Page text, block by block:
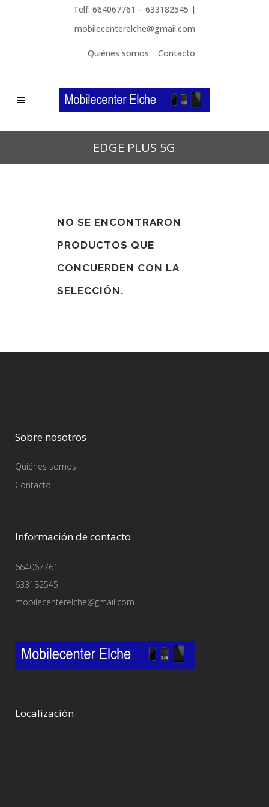
Telf: 664067761 – 633182545 |
mobilecenterelche@gmail.com
Quiénes somos Contacto
EDGE PLUS 5G
NO SE ENCONTRARON
PRODUCTOS QUE
CONCUERDEN CON LA
SELECCIÓN.
Sobre nosotros
Quiénes somos
Contacto
Información de contacto
664067761
633182545
mobilecenterelche@gmail.com
Localización